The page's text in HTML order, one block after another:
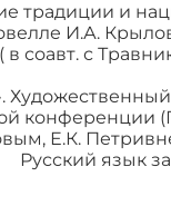
традиции и
И.А.
соавт. с
конференции
Е.К.
язык